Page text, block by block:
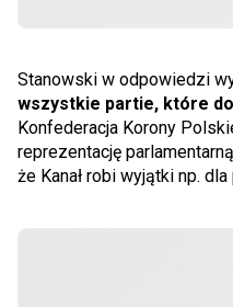
Stanowski w odpowiedzi
wszystkie partie, które
Konfederacja Korony
reprezentację
że Kanał robi wyjątki np.